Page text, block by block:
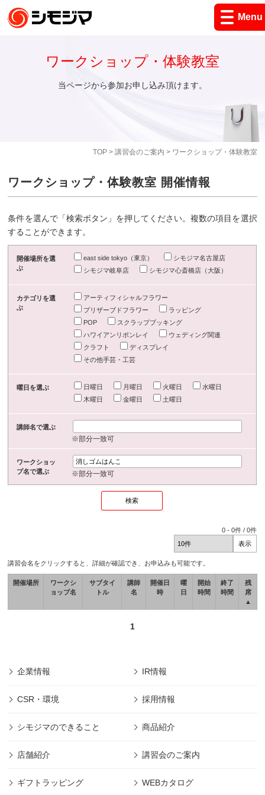
Menu
TOP> 講習会のご案内 > ワークショップ・体験教室
ワークショップ・体験教室
当ページから参加お申し込み頂けます。
ワークショップ・体験教室 開催情報
条件を選んで「検索ボタン」を押してください。複数の項目を選択
することができます。
開催場所を選
ぶ
east side tokyo（東京）
シモジマ名古屋店
シモジマ岐阜店
シモジマ心斎橋店（大阪）
カテゴリを選
ぶ
アーティフィシャルフラワー
プリザーブドフラワー
ラッピング
POP
スクラップブッキング
ハワイアンリボンレイ
ウェディング関連
クラフト
ディスプレイ
その他手芸・工芸
曜日を選ぶ 日曜日 月曜日 火曜日
水曜日
木曜日
金曜日 土曜日
講師名で選ぶ
※部分一致可
ワークショッ
プ名で選ぶ
※部分一致可
0 -0件 /0件
講習会名をクリックすると、詳細が確認でき、お申込みも可能です。
開催場所
ワークシ
ョップ名
サブタイ
トル
講師
名
開催日
時
曜
日
開始
時間
終了
時間
残
席
▲
1
企業情報 IR情報
CSR・環境 採用情報
シモジマのできること 商品紹介
店舗紹介 講習会のご案内
ギフトラッピング WEBカタログ